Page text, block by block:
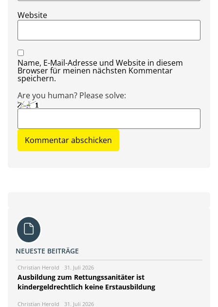
Website
Name, E-Mail-Adresse und Website in diesem
Browser für meinen nächsten Kommentar
speichern.
Are you human? Please solve:
NEUESTE BEITRÄGE
Christian Herold 31. Juli 2026
Ausbildung zum Rettungssanitäter ist
kindergeldrechtlich keine Erstausbildung
Christian Herold 31. Juli 2026